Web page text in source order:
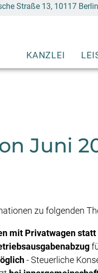
Straße 13, 10117 Berlin
überspringen
KANZLEI
Juni
zu folgenden
mit Privatwagen
- Steuerliche